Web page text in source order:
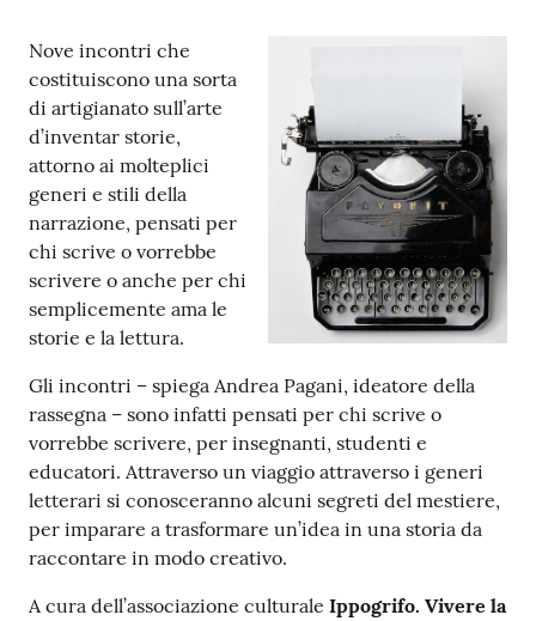
Casa
Piani
Archivio
storico
Decentrate
per
la
lettura
Seguici
Nove incontri che
costituiscono una sorta
di artigianato sull’arte
d’inventar storie,
attorno ai molteplici
generi e stili della
narrazione, pensati per
chi scrive o vorrebbe
scrivere o anche per chi
semplicemente ama le
storie e la lettura.
Gli incontri – spiega Andrea Pagani, ideatore della
rassegna – sono infatti pensati per chi scrive o
vorrebbe scrivere, per insegnanti, studenti e
educatori. Attraverso un viaggio attraverso i generi
letterari si conosceranno alcuni segreti del mestiere,
per imparare a trasformare un’idea in una storia da
raccontare in modo creativo.
A cura dell’associazione culturale Ippogrifo. Vivere la